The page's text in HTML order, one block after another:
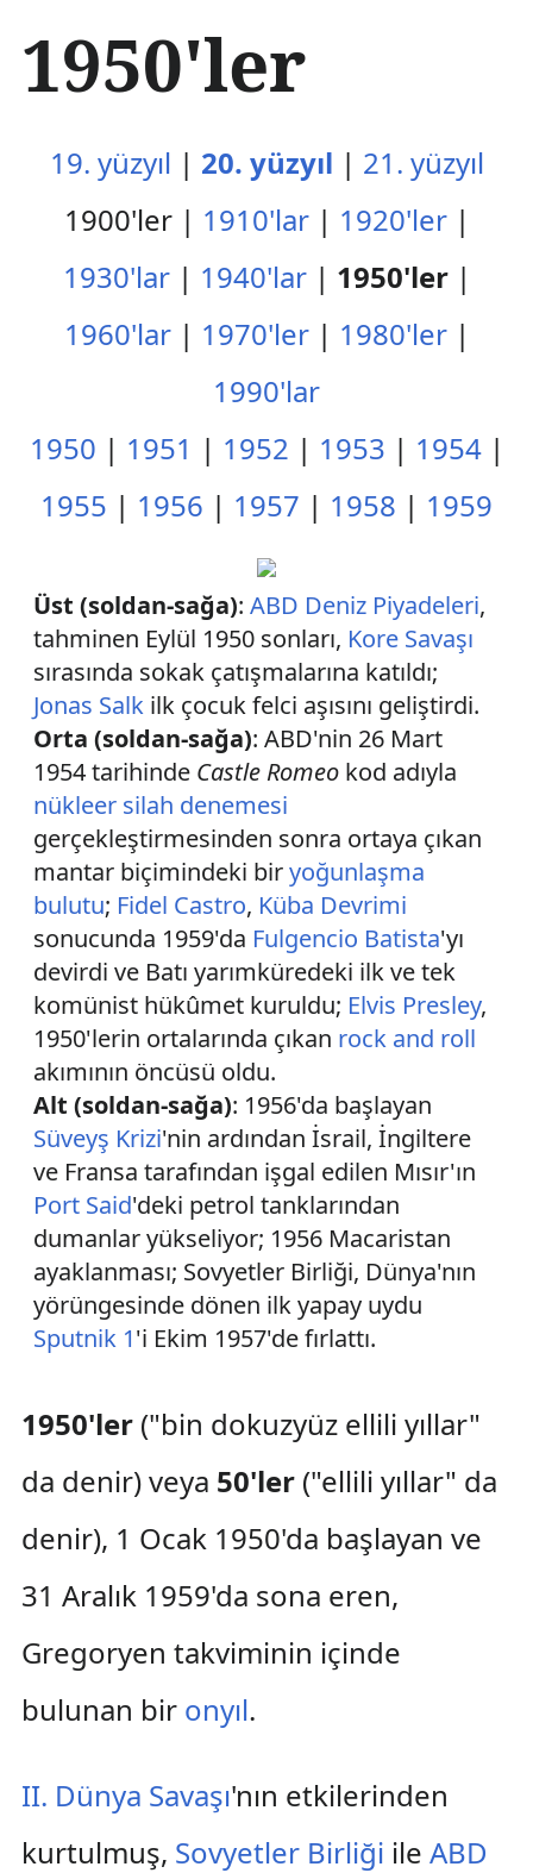
r
1950'ler
19. yüzyıl | 20. yüzyıl | 21. yüzyıl
1900'ler | 1910'lar| 1920'ler|
1930'lar| 1940'lar| 1950'ler|
1960'lar| 1970'ler| 1980'ler|
1990'lar
1950 | 1951 | 1952 | 1953 | 1954|
1955 | 1956 | 1957 | 1958 | 1959
Üst (soldan-sağa): ABD Deniz Piyadeleri,
tahminen Eylül 1950 sonları, Kore Savaşı
sırasında sokak çatışmalarına katıldı;
Jonas Salk ilk çocuk felci aşısını geliştirdi.
Orta (soldan-sağa): ABD'nin 26 Mart
1954 tarihinde Castle Romeo kod adıyla
nükleer silah denemesi
gerçekleştirmesinden sonra ortaya çıkan
mantar biçimindeki biryoğunlaşma
bulutu; Fidel Castro, Küba Devrimi
sonucunda 1959'da Fulgencio Batista'yı
devirdi ve Batı yarımküredeki ilk ve tek
komünist hükûmet kuruldu; Elvis Presley,
1950'lerin ortalarında çıkan rock and roll
akımının öncüsü oldu.
Alt (soldan-sağa): 1956'da başlayan
Süveyş Krizi'nin ardından İsrail, İngiltere
ve Fransa tarafından işgal edilen Mısır'ın
Port Said'deki petrol tanklarından
dumanlar yükseliyor; 1956 Macaristan
ayaklanması; Sovyetler Birliği, Dünya'nın
yörüngesinde dönen ilk yapay uydu
Sputnik 1'i Ekim 1957'de fırlattı.
1950'ler("bin dokuzyüz ellili yıllar"
da denir) veya 50'ler("ellili yıllar" da
denir), 1 Ocak 1950'da başlayan ve
31 Aralık 1959'da sona eren,
Gregoryen takviminin içinde
bulunan bir onyıl.
II. Dünya Savaşı'nın etkilerinden
kurtulmuş, Sovyetler Birliği ile ABD